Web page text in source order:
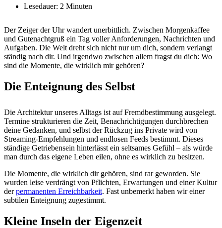
Lesedauer: 2 Minuten
Der Zeiger der Uhr wandert unerbittlich. Zwischen Morgenkaffee
und Gutenachtgruß ein Tag voller Anforderungen, Nachrichten und
Aufgaben. Die Welt dreht sich nicht nur um dich, sondern verlangt
ständig nach dir. Und irgendwo zwischen allem fragst du dich: Wo
sind die Momente, die wirklich mir gehören?
Die Enteignung des Selbst
Die Architektur unseres Alltags ist auf Fremdbestimmung ausgelegt.
Termine strukturieren die Zeit, Benachrichtigungen durchbrechen
deine Gedanken, und selbst der Rückzug ins Private wird von
Streaming-Empfehlungen und endlosen Feeds bestimmt. Dieses
ständige Getriebensein hinterlässt ein seltsames Gefühl – als würde
man durch das eigene Leben eilen, ohne es wirklich zu besitzen.
Die Momente, die wirklich dir gehören, sind rar geworden. Sie
wurden leise verdrängt von Pflichten, Erwartungen und einer Kultur
derpermanenten Erreichbarkeit. Fast unbemerkt haben wir einer
subtilen Enteignung zugestimmt.
Kleine Inseln der Eigenzeit